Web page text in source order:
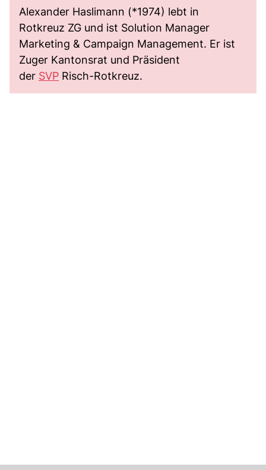
Alexander Haslimann (*1974) lebt in
Rotkreuz ZG und ist Solution Manager
Marketing & Campaign Management. Er ist
Zuger Kantonsrat und Präsident
der SVP Risch-Rotkreuz.